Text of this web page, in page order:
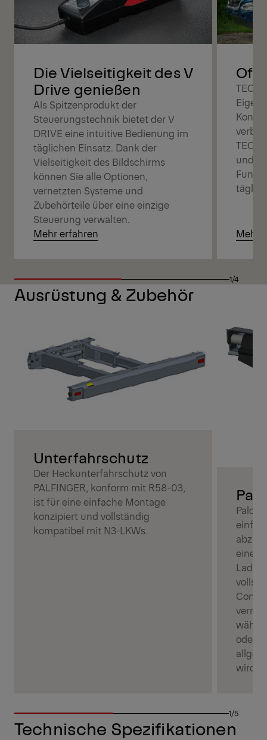
Die Vielseitigkeit des V
Drive genießen
Als Spitzenprodukt der
Steuerungstechnik bietet der V
DRIVE eine intuitive Bedienung im
täglichen Einsatz. Dank der
Vielseitigkeit des Bildschirms
können Sie alle Optionen,
vernetzten Systeme und
Zubehörteile über eine einzige
Steuerung verwalten.
Mehr erfahren
TEC
TEC-
und je
Mehr
1/4
Ausrüstung & Zubehör
Unterfahrschutz
Der Heckunterfahrschutz von
PALFINGER, konform mit R58-03,
ist für eine einfache Montage
konzipiert und vollständig
kompatibel mit N3-LKWs.
eine
oder
wird.
1/5
Technische Spezifikationen